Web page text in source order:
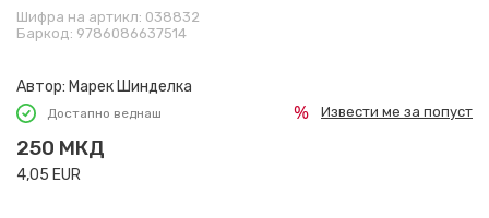
Шифра на артикл: 038832
Баркод: 9786086637514
Автор: Марек Шинделка
Достапно веднаш
250 МКД
4,05 EUR
Извести ме за попуст